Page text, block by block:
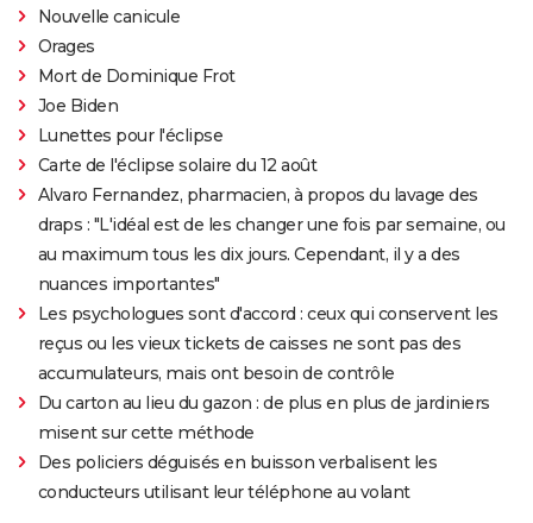
Nouvelle canicule
Orages
Mort de Dominique Frot
Joe Biden
Lunettes pour l'éclipse
Carte de l'éclipse solaire du 12 août
Alvaro Fernandez, pharmacien, à propos du lavage des
draps : "L'idéal est de les changer une fois par semaine, ou
au maximum tous les dix jours. Cependant, il y a des
nuances importantes"
Les psychologues sont d'accord : ceux qui conservent les
reçus ou les vieux tickets de caisses ne sont pas des
accumulateurs, mais ont besoin de contrôle
Du carton au lieu du gazon : de plus en plus de jardiniers
misent sur cette méthode
Des policiers déguisés en buisson verbalisent les
conducteurs utilisant leur téléphone au volant